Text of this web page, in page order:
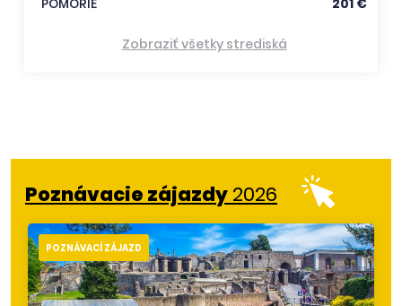
POMORIE 201 €
Zobraziť všetky strediská
Poznávacie zájazdy 2026
POZNÁVACÍ ZÁJAZD